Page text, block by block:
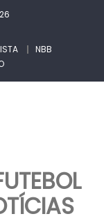
NBB